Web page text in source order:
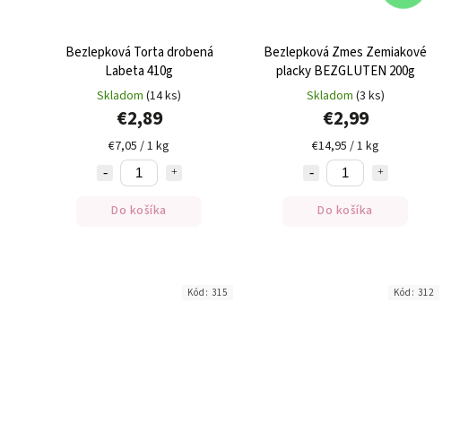
Bezlepková Torta drobená
Labeta 410g
Skladom (14 ks)
€2,89
€7,05 / 1 kg
Do košíka
Bezlepková Zmes Zemiakové
placky BEZGLUTEN 200g
Skladom (3 ks)
€2,99
€14,95 / 1 kg
Do košíka
Kód: 315 Kód: 312